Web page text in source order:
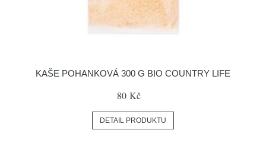
KAŠE POHANKOVÁ 300 G BIO COUNTRY LIFE
80 Kč
DETAIL PRODUKTU